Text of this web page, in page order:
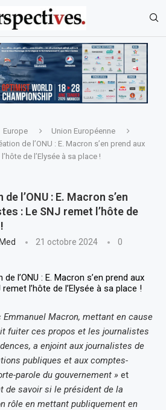
Europe
Union Européenne
de l’ONU : E. Macron s’en prend aux
de l’Elysée à sa place !
l’ONU : E. Macron s’en
: Le SNJ remet l’hôte de
21 octobre 2024
0
Emmanuel Macron, mettant en cause
fuiter ces propos et les journalistes
a enjoint aux journalistes de
publiques et aux comptes-
parole du gouvernement » et
de savoir si le président de la
rôle en mettant publiquement en